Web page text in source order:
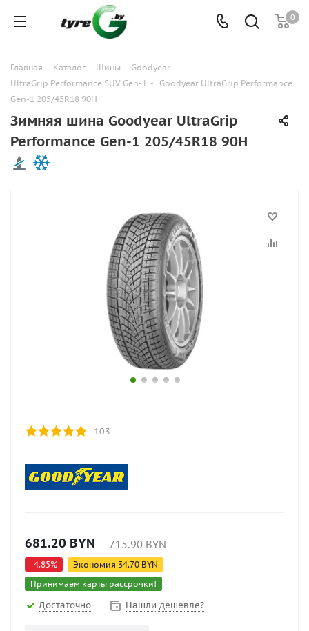
0
Главная - Каталог - Шины - Goodyear -
UltraGrip Performance SUV Gen-1 -
Goodyear UltraGrip Performance
Gen-1 205/45R18 90H
Зимняя шина Goodyear UltraGrip
Performance Gen-1 205/45R18 90H
103
681.20 BYN 715.90BYN
-4.85% Экономия 34.70 BYN
Принимаем карты рассрочки!
Достаточно Нашли дешевле?